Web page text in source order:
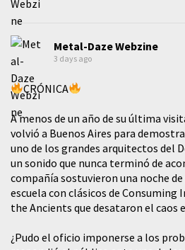
Metal-Daze Webzine
3 days ago
CRÓNICA
A menos de un año de su última
volvió a Buenos Aires para
uno de los grandes arquitectos del
un sonido que nunca terminó de
compañía sostuvieron una noche
escuela con clásicos de
the Ancients que desataron el caos
¿Pudo el oficio imponerse a los